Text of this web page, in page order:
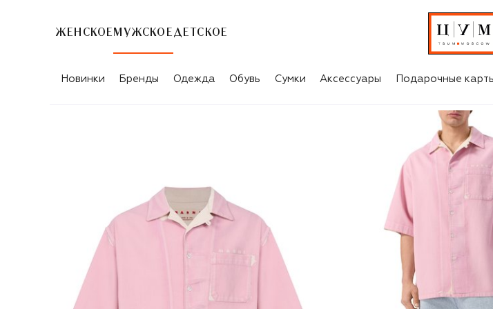
ЖЕНСКОЕ МУЖСКОЕ ДЕТСКОЕ
Новинки Бренды Одежда Обувь Сумки Аксессуары Подарочные